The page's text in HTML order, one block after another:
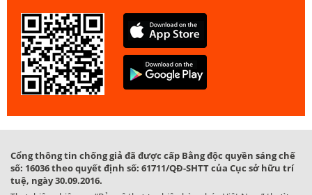
Cổng thông tin chống giả đã được cấp Bằng độc quyền sáng chế
số: 16036 theo quyết định số: 61711/QĐ-SHTT của Cục sở hữu trí
tuệ, ngày 30.09.2016.